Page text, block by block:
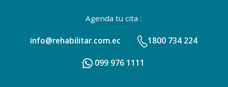
Agenda tu cita :
info@rehabilitar.com.ec 1800 734 224
099 976 1111